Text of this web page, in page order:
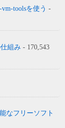
toolsを使う -
組み - 170,543
なフリーソフト